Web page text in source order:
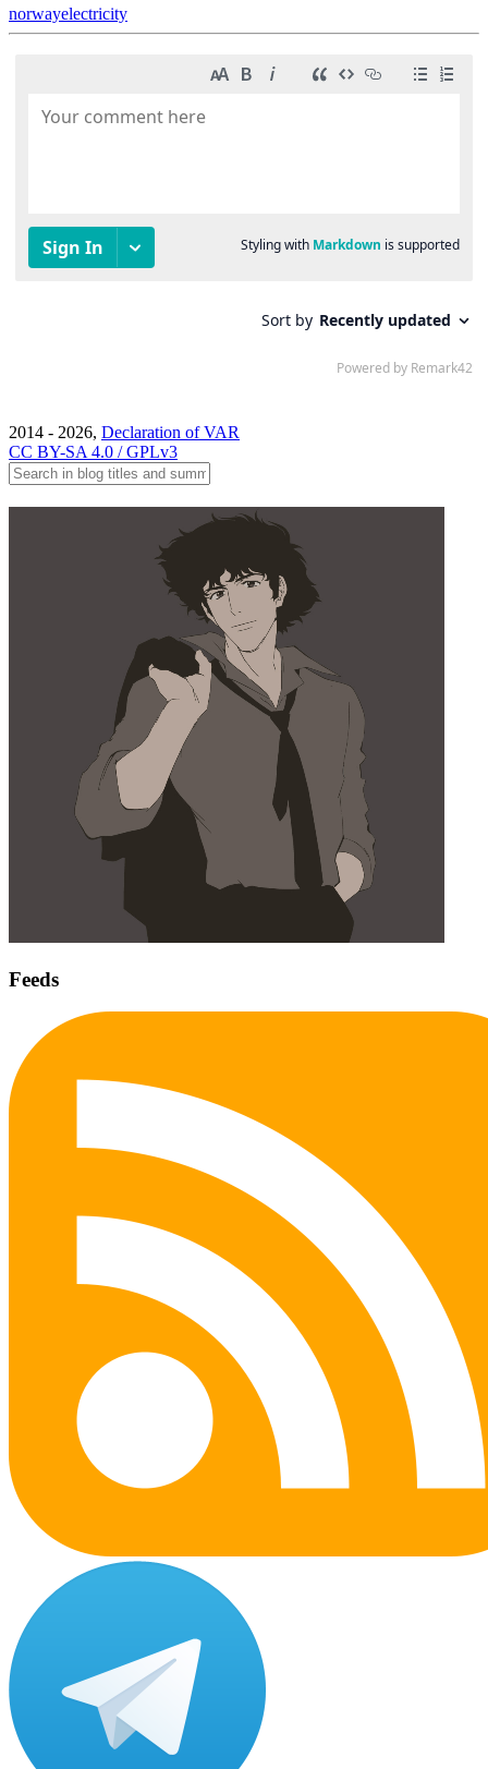
norwayelectricity
2014 - 2026, Declaration of VAR
CC BY-SA 4.0 / GPLv3
Feeds